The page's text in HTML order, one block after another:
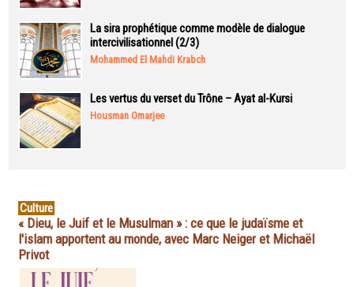
La sira prophétique comme modèle de dialogue
intercivilisationnel (2/3)
Mohammed El Mahdi Krabch
Les vertus du verset du Trône – Ayat al-Kursi
Housman Omarjee
Culture
« Dieu, le Juif et le Musulman » : ce que le judaïsme et
l'islam apportent au monde, avec Marc Neiger et Michaël
Privot